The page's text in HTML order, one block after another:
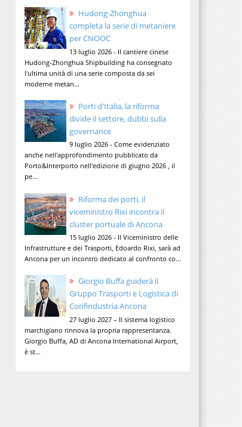
Hudong-Zhonghua
completa la serie di metaniere
per CNOOC
13 luglio 2026 - Il cantiere cinese
Hudong-Zhonghua Shipbuilding ha consegnato
l'ultima unità di una serie composta da sei
moderne metan...
Porti d'Italia, la riforma
divide il settore, dubbi sulla
governance
9 luglio 2026 - Come evidenziato
anche nell'approfondimento pubblicato da
Porto&Interporto nell'edizione di giugno 2026 , il
pe...
Riforma dei porti, il
viceministro Rixi incontra il
cluster portuale di Ancona
15 luglio 2026 - Il Viceministro delle
Infrastrutture e dei Trasporti, Edoardo Rixi, sarà ad
Ancona per un incontro dedicato al confronto co...
Giorgio Buffa guiderà il
Gruppo Trasporti e Logistica di
Confindustria Ancona
27 luglio 2027 – Il sistema logistico
marchigiano rinnova la propria rappresentanza.
Giorgio Buffa, AD di Ancona International Airport,
è st...